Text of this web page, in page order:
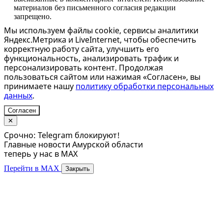
материалов без письменного согласия редакции
запрещено.
Мы используем файлы cookie, сервисы аналитики
Яндекс.Метрика и LiveInternet, чтобы обеспечить
корректную работу сайта, улучшить его
функциональность, анализировать трафик и
персонализировать контент. Продолжая
пользоваться сайтом или нажимая «Согласен», вы
принимаете нашу политику обработки персональных
данных.
Согласен
✕
Срочно: Telegram блокируют!
Главные новости Амурской области
теперь у нас в MAX
Перейти в MAX Закрыть